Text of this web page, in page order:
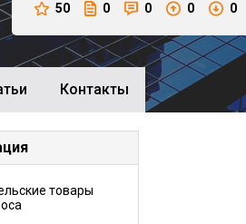
50 0 0 0 0
Контакты
товары